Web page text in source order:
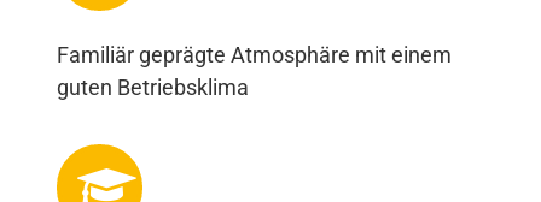
Familiär geprägte Atmosphäre mit einem
guten Betriebsklima